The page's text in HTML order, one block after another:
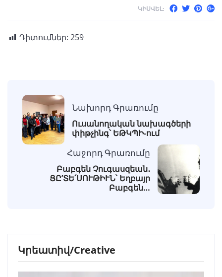
ԿԻՍՎԵԼ:
Դիտումներ: 259
Նախորդ Գրառումը
Ուսանողական նախագծերի
փիթչինգ՝ ԵԹԿՊԻ-ում
Հաջորդ Գրառումը
Բաբգեն Չուգասզեան․
ՑԸ’ՏԵ՛ՍՈՒԹԻՒՆ՝ Եղբայր
Բաբգեն…
Կրեատիվ/Creative